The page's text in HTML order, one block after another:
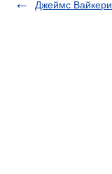
Джеймс Вайкери